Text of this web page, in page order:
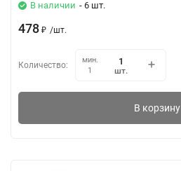
В наличии - 6 шт.
478 ₽ /шт.
Количество:
мин.
1
шт.
В корзину